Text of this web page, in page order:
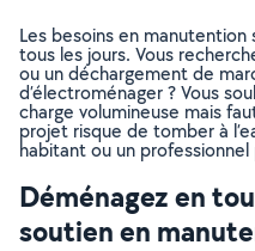
Les besoins en
tous les jours. Vous
ou un déchargement de
d’électroménager ? Vous
charge volumineuse mais
projet risque de tomber à
habitant ou un
Déménagez en
soutien en